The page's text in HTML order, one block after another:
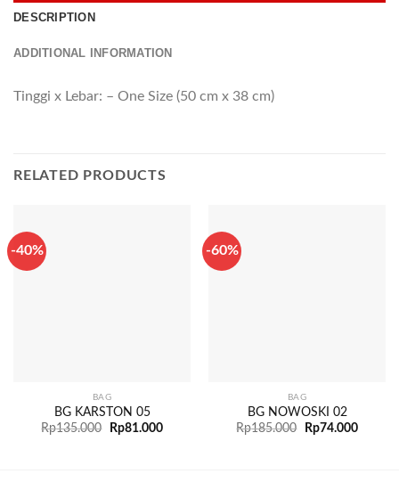
DESCRIPTION
ADDITIONAL INFORMATION
Tinggi x Lebar: – One Size (50 cm x 38 cm)
RELATED PRODUCTS
-40%
BAG
BG KARSTON 05
Rp135.000 Rp81.000
-60%
BAG
BG NOWOSKI 02
Rp185.000 Rp74.000